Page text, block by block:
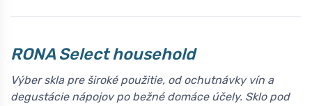
RONA Select household
Výber skla pre široké použitie, od ochutnávky vín a
degustácie nápojov po bežné domáce účely. Sklo pod